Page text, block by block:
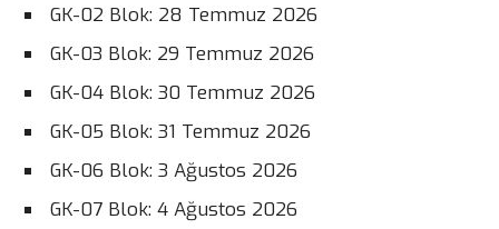
GK-02 Blok: 28 Temmuz 2026
GK-03 Blok: 29 Temmuz 2026
GK-04 Blok: 30 Temmuz 2026
GK-05 Blok: 31 Temmuz 2026
GK-06 Blok: 3 Ağustos 2026
GK-07 Blok: 4 Ağustos 2026